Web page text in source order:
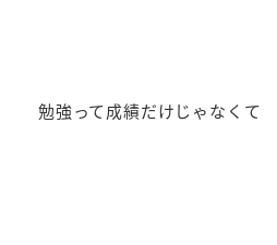
勉強って成績だけじゃなくて